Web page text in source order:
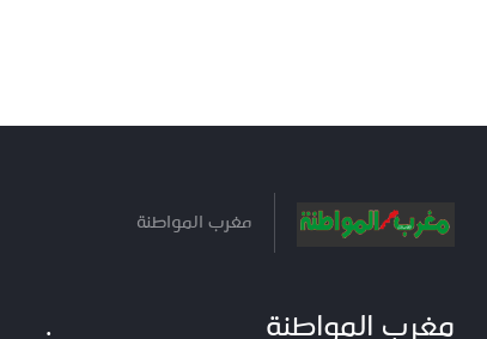
مغرب المواطنة
مغرب المواطنة .